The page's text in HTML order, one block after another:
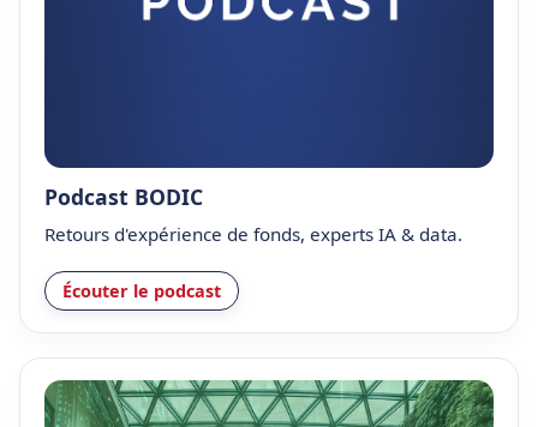
Podcast BODIC
Retours d'expérience de fonds, experts IA & data.
Écouter le podcast